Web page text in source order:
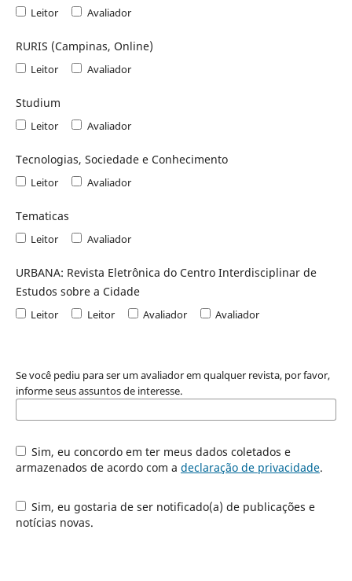
Leitor Avaliador
RURIS (Campinas, Online)
Leitor Avaliador
Studium
Leitor Avaliador
Tecnologias, Sociedade e Conhecimento
Leitor Avaliador
Tematicas
Leitor Avaliador
URBANA: Revista Eletrônica do Centro Interdisciplinar de
Estudos sobre a Cidade
Leitor Leitor Avaliador Avaliador
Se você pediu para ser um avaliador em qualquer revista, por favor,
informe seus assuntos de interesse.
Sim, eu concordo em ter meus dados coletados e
armazenados de acordo com a declaração de privacidade.
Sim, eu gostaria de ser notificado(a) de publicações e
notícias novas.